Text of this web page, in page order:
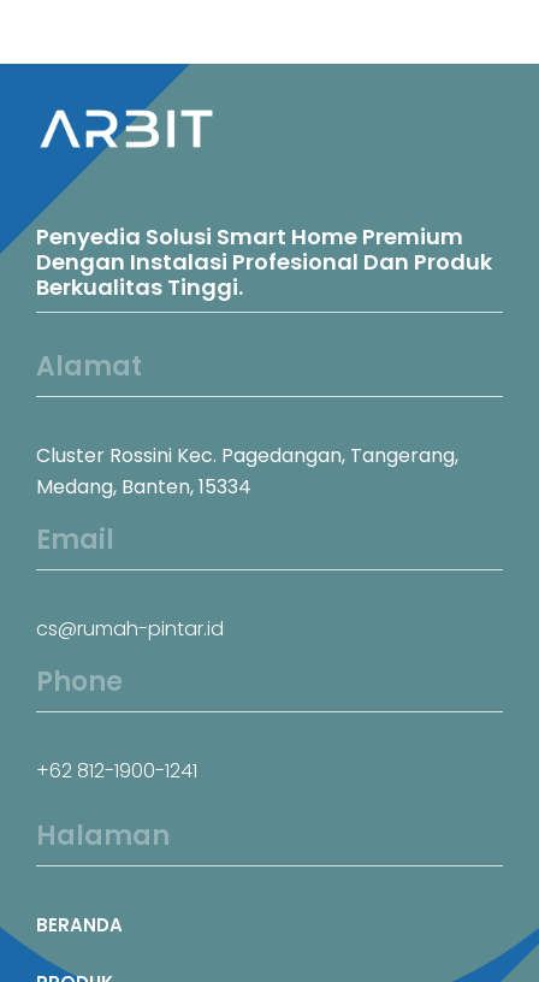
options
may
be
on
the
product
Penyedia Solusi Smart Home Premium
Dengan Instalasi Profesional Dan Produk
Berkualitas Tinggi.
Alamat
Cluster Rossini Kec. Pagedangan, Tangerang,
Medang, Banten, 15334
Email
cs@rumah-pintar.id
Phone
+62 812-1900-1241
Halaman
BERANDA